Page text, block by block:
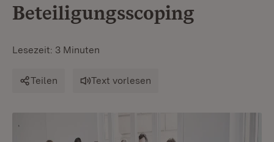
Beteiligungsscoping
Lesezeit: 3 Minuten
Teilen Text vorlesen